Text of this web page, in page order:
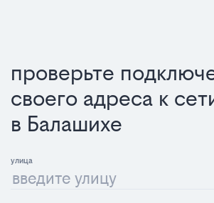
проверьте
своего адреса к
в Балашихе